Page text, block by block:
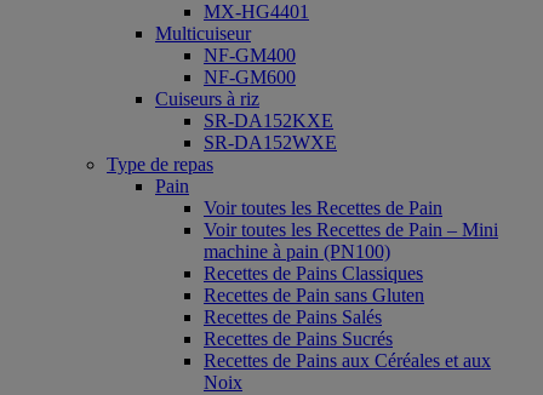
MX-HG4401
Multicuiseur
NF-GM400
NF-GM600
Cuiseurs à riz
SR-DA152KXE
SR-DA152WXE
Type de repas
Pain
Voir toutes les Recettes de Pain
Voir toutes les Recettes de Pain – Mini
machine à pain (PN100)
Recettes de Pains Classiques
Recettes de Pain sans Gluten
Recettes de Pains Salés
Recettes de Pains Sucrés
Recettes de Pains aux Céréales et aux
Noix